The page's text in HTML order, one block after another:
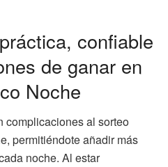
confiable
de ganar en
Noche
complicaciones al sorteo
permitiéndote añadir más
noche. Al estar